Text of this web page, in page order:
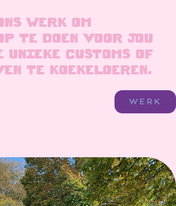
WERK OM
TE DOEN VOOR JOU
UNIEKE CUSTOMS OF
TE KOEKELOEREN.
WERK